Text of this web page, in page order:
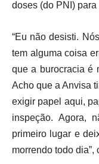
doses (do PNI) para
“Eu não desisti.
tem alguma coisa
que a burocracia é
Acho que a Anvisa
exigir papel aqui,
inspeção. Agora,
primeiro lugar e
morrendo todo dia”,